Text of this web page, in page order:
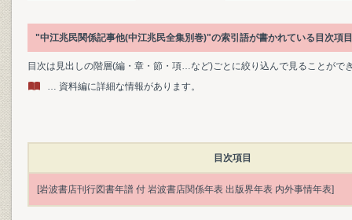
"中江兆民関係記事他(中江兆民全集別巻)"の索引語が書かれている目次項
目次は見出しの階層(編・章・節・項…など)ごとに絞り込んで見ることがで
… 資料編に詳細な情報があります。
目次項目
[岩波書店刊行図書年譜 付 岩波書店関係年表 出版界年表 内外事情年表]